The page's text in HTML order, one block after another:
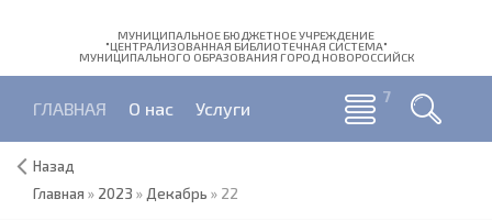
МУНИЦИПАЛЬНОЕ БЮДЖЕТНОЕ УЧРЕЖДЕНИЕ
"ЦЕНТРАЛИЗОВАННАЯ БИБЛИОТЕЧНАЯ СИСТЕМА"
МУНИЦИПАЛЬНОГО ОБРАЗОВАНИЯ ГОРОД НОВОРОССИЙСК
ГЛАВНАЯ О нас Услуги
Назад
Главная » 2023 » Декабрь » 22